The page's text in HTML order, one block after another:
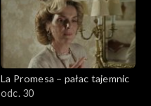
La Promesa – pałac tajemnic
odc. 30